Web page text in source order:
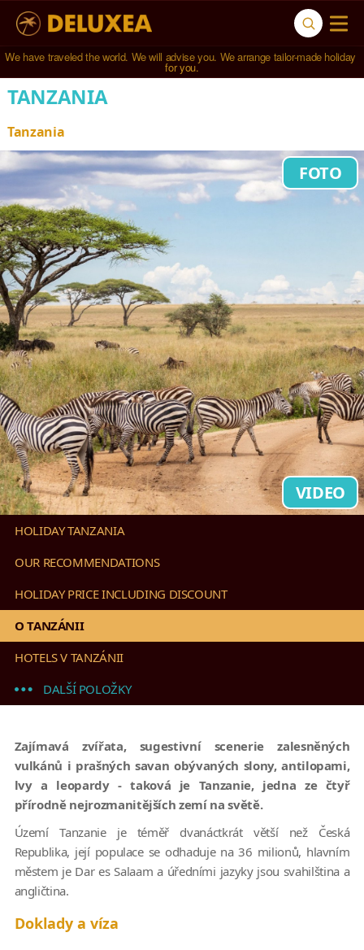
Navštívili jsme 791 hotelů ve 123 zemích světa.
We have traveled the world. We will advise you. We arrange tailor-made holiday
for you.
TANZANIA
Tanzania
FOTO
VIDEO
HOLIDAY TANZANIA
OUR RECOMMENDATIONS
HOLIDAY PRICE INCLUDING DISCOUNT
O TANZÁNII
HOTELS V TANZÁNII
DALŠÍ POLOŽKY
Zajímavá zvířata, sugestivní scenerie zalesněných
vulkánů i prašných savan obývaných slony, antilopami,
lvy a leopardy - taková je Tanzanie, jedna ze čtyř
přírodně nejrozmanitějších zemí na světě.
Území Tanzanie je téměř dvanáctkrát větší než Česká
Republika, její populace se odhaduje na 36 milionů, hlavním
městem je Dar es Salaam a úředními jazyky jsou svahilština a
angličtina.
Doklady a víza